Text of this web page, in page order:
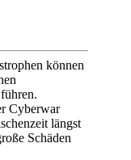
können
Cyberwar
längst
Schäden